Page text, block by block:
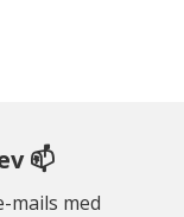
📫
mails med